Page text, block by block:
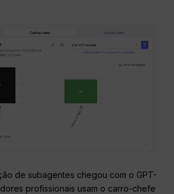
de subagentes chegou com o GPT-
profissionais usam o carro-chefe